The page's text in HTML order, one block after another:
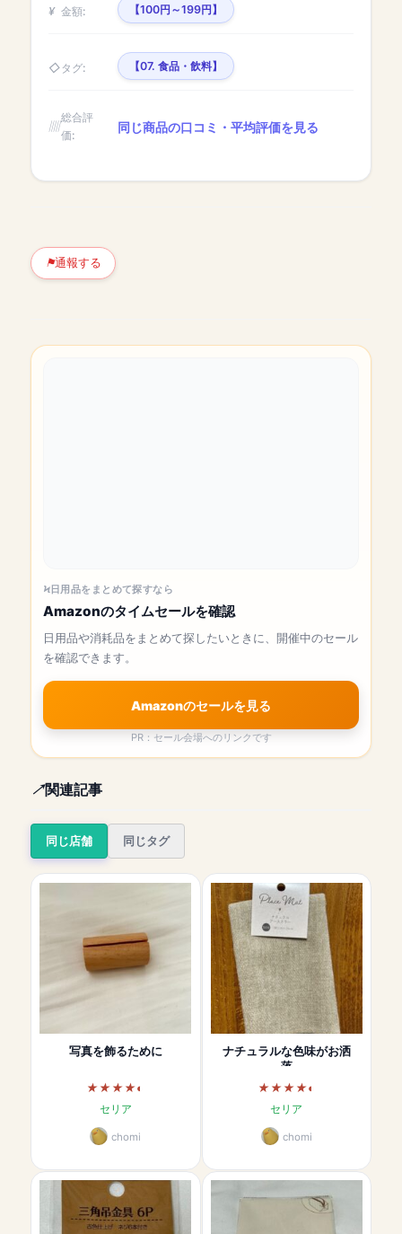
金額: 【100円～199円】
タグ: 【07. 食品・飲料】
総合評
価:
同じ商品の口コミ・平均評価を見る
通報する
日用品をまとめて探すなら
Amazonのタイムセールを確認
日用品や消耗品をまとめて探したいときに、開催中のセール
を確認できます。
Amazonのセールを見る
PR：セール会場へのリンクです
関連記事
同じ店舗 同じタグ
写真を飾るために
セリア
chomi
ナチュラルな色味がお洒
落
セリア
chomi